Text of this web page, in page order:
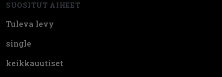
SUOSITUT AIHEET
Tuleva levy
single
keikkauutiset